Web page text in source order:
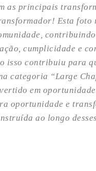
as principais
Esta foto
cumplicidade e
isso contribuiu para
categoria “Large
em
oportunidade e
ao longo